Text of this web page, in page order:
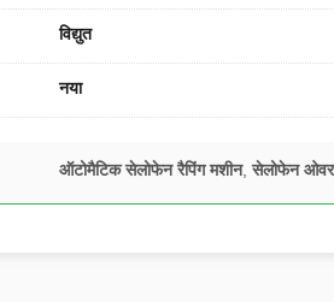
विद्युत
नया
ऑटोमैटिक सेलोफेन रैपिंग मशीन,सेलोफेन